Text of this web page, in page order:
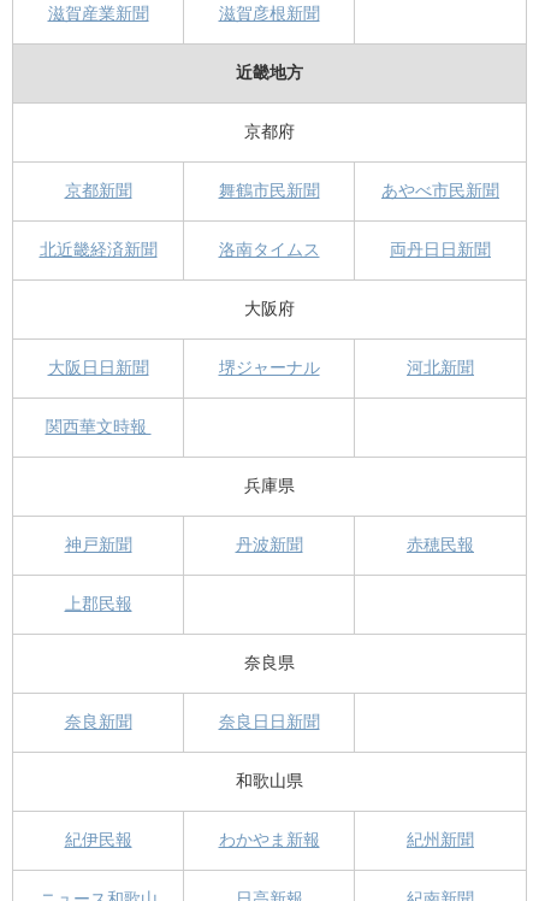
滋賀産業新聞 滋賀彦根新聞
近畿地方
京都府
京都新聞 舞鶴市民新聞 あやべ市民新聞
北近畿経済新聞 洛南タイムス 両丹日日新聞
大阪府
大阪日日新聞 堺ジャーナル 河北新聞
関西華文時報
兵庫県
神戸新聞 丹波新聞 赤穂民報
上郡民報
奈良県
奈良新聞 奈良日日新聞
和歌山県
紀伊民報 わかやま新報 紀州新聞